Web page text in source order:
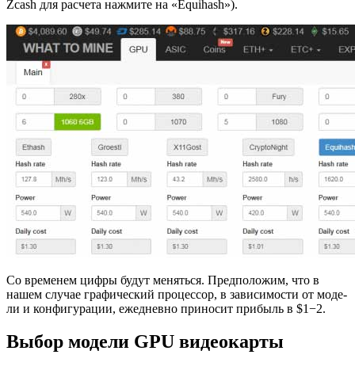
Zcash для рас­че­та на­жми­те на «Equihash»).
Со вре­ме­нем цифры будут ме­нять­ся. Пред­по­ло­жим, что в
нашем слу­чае гра­фи­че­ский про­цес­сор, в за­ви­си­мо­сти от мо­де­
ли и кон­фи­гу­ра­ции, еже­днев­но при­но­сит при­быль в $1−2.
Выбор модели GPU видеокарты